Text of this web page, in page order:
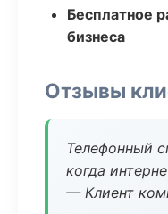
Бесплатное
бизнеса
Отзывы
Телефонный
когда
— Клиент